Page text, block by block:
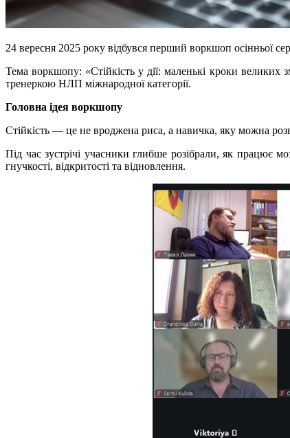
24 вересня 2025 року відбувся перший воркшоп осінньої
Тема воркшопу: «Стійкість у дії: маленькі кроки
тренеркою НЛП міжнародної категорії.
Головна ідея воркшопу
Стійкість — це не вроджена риса, а навичка, яку можна
Під час зустрічі учасники глибше розібрали, як працює
гнучкості, відкритості та відновлення.